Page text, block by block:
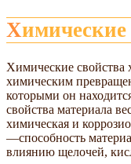
Химические свойства
химическим
которыми он
свойства материала
химическая и
—способность
влиянию щелочей,